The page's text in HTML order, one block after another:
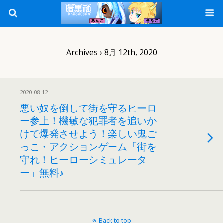
Archives › 8月 12th, 2020
2020-08-12
悪い奴を倒して街を守るヒーロ
ー参上！機敏な犯罪者を追いか
けて爆発させよう！楽しい鬼ご
っこ・アクションゲーム「街を
守れ！ヒーローシミュレータ
ー」無料♪
Back to top